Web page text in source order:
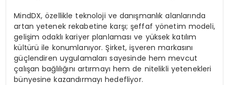
MindDX, özellikle teknoloji ve danışmanlık alanlarında
artan yetenek rekabetine karşı; şeffaf yönetim modeli,
gelişim odaklı kariyer planlaması ve yüksek katılım
kültürü ile konumlanıyor. Şirket, işveren markasını
güçlendiren uygulamaları sayesinde hem mevcut
çalışan bağlılığını artırmayı hem de nitelikli yetenekleri
bünyesine kazandırmayı hedefliyor.